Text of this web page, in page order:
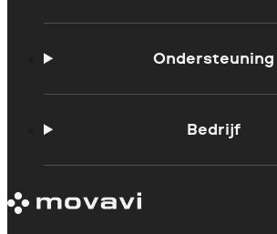
Mac-productenOndersteuning
Support contacteren
Abonnement annuleren
Bedrijf
Ervaringen